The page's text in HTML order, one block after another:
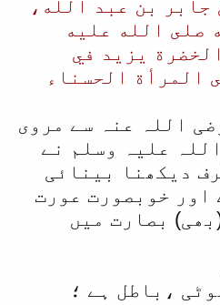
جابر بن عبد الله،
صلى الله عليه
يزيد في
المرأة الحسناء
اللہ عنہ سے مروی
علیہ وسلم نے
دیکھنا بینائی
اور خوبصورت عورت
بصارت میں
،باطل ہے ؛